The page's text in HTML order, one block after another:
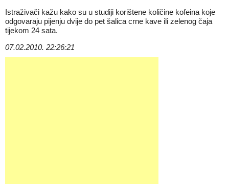
Istraživači kažu kako su u studiji korištene količine kofeina koje
odgovaraju pijenju dvije do pet šalica crne kave ili zelenog čaja
tijekom 24 sata.
07.02.2010. 22:26:21